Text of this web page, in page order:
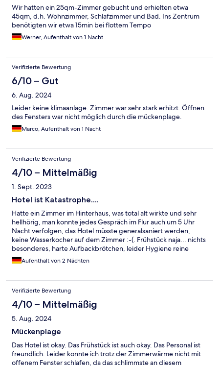
Wir hatten ein 25qm-Zimmer gebucht und erhielten etwa
45qm, d.h. Wohnzimmer, Schlafzimmer und Bad. Ins Zentrum
benötigten wir etwa 15min bei flottem Tempo
Werner, Aufenthalt von 1 Nacht
Verifizierte Bewertung
6/10 – Gut
6. Aug. 2024
Leider keine klimaanlage. Zimmer war sehr stark erhitzt. Öffnen
des Fensters war nicht möglich durch die mückenplage.
Marco, Aufenthalt von 1 Nacht
Verifizierte Bewertung
4/10 – Mittelmäßig
1. Sept. 2023
Hotel ist Katastrophe....
Hatte ein Zimmer im Hinterhaus, was total alt wirkte und sehr
hellhörig, man konnte jedes Gespräch im Flur auch um 5 Uhr
Nacht verfolgen, das Hotel müsste generalsaniert werden,
keine Wasserkocher auf dem Zimmer :-(. Frühstück naja... nichts
besonderes, harte Aufbackbrötchen, leider Hygiene reine
Katastrophe: Habe gesehen wie ein junger Herr (Azubi?), den
Tisch von den Vorgängern abräumt: das Abwischen danach
zusammengeratzt wurden und das wars, kein Wischen oder
so.... das neue Geschirr ging direkt auf. Würde nie mehr hier
übernachten.
Aufenthalt von 2 Nächten
Verifizierte Bewertung
4/10 – Mittelmäßig
5. Aug. 2024
Mückenplage
Das Hotel ist okay. Das Frühstück ist auch okay. Das Personal ist
freundlich. Leider konnte ich trotz der Zimmerwärme nicht mit
offenem Fenster schlafen, da das schlimmste an diesem